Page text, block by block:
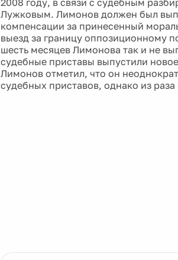
2008 году, в связи с судебным
Лужковым. Лимонов должен был
компенсации за принесенный
выезд за границу оппозиционному
шесть месяцев Лимонова так и не
судебные приставы выпустили
Лимонов отметил, что он
судебных приставов, однако из раза